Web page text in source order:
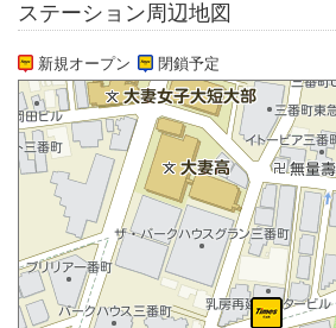
ステーション周辺地図
新規オープン 閉鎖予定